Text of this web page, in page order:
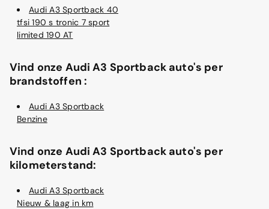
Audi A3 Sportback 40
tfsi 190 s tronic 7 sport
limited 190 AT
Vind onze Audi A3 Sportback auto's per
brandstoffen :
Audi A3 Sportback
Benzine
Vind onze Audi A3 Sportback auto's per
kilometerstand:
Audi A3 Sportback
Nieuw & laag in km